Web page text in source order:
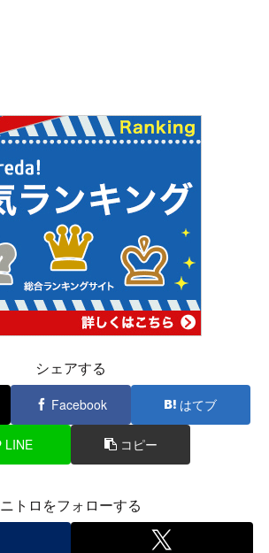
シェアする
Facebook はてブ
LINE コピー
ニトロをフォローする